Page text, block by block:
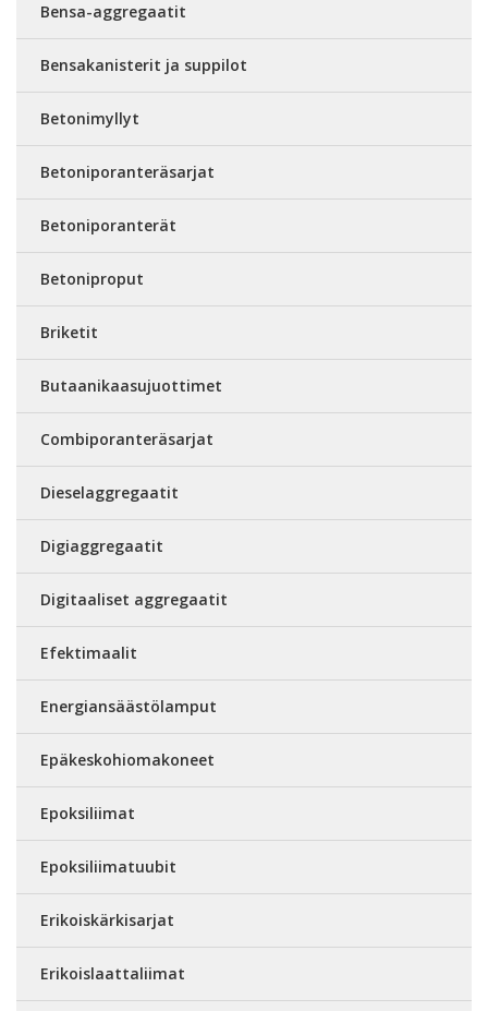
Bensa-aggregaatit
Bensakanisterit ja suppilot
Betonimyllyt
Betoniporanteräsarjat
Betoniporanterät
Betoniproput
Briketit
Butaanikaasujuottimet
Combiporanteräsarjat
Dieselaggregaatit
Digiaggregaatit
Digitaaliset aggregaatit
Efektimaalit
Energiansäästölamput
Epäkeskohiomakoneet
Epoksiliimat
Epoksiliimatuubit
Erikoiskärkisarjat
Erikoislaattaliimat